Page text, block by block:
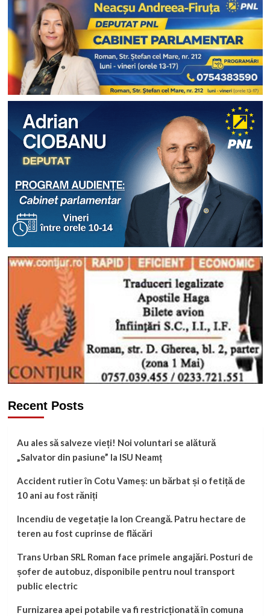
Recent Posts
Au ales să salveze vieți! Noi voluntari se alătură
„Salvator din pasiune” la ISU Neamț
Accident rutier în Cotu Vameș: un bărbat și o fetiță de
10 ani au fost răniți
Incendiu de vegetație la Ion Creangă. Patru hectare de
teren au fost cuprinse de flăcări
Trans Urban SRL Roman face primele angajări. Posturi de
șofer de autobuz, disponibile pentru noul transport
public electric
Furnizarea apei potabile va fi restricționată în comuna